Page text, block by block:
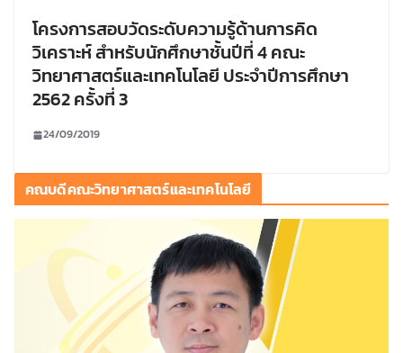
โครงการสอบวัดระดับความรู้ด้านการคิด
วิเคราะห์ สำหรับนักศึกษาชั้นปีที่ 4 คณะ
วิทยาศาสตร์และเทคโนโลยี ประจำปีการศึกษา
2562 ครั้งที่ 3
24/09/2019
คณบดีคณะวิทยาศาสตร์และเทคโนโลยี